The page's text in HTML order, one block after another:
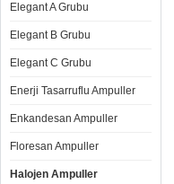
Elegant A Grubu
Elegant B Grubu
Elegant C Grubu
Enerji Tasarruflu Ampuller
Enkandesan Ampuller
Floresan Ampuller
Halojen Ampuller